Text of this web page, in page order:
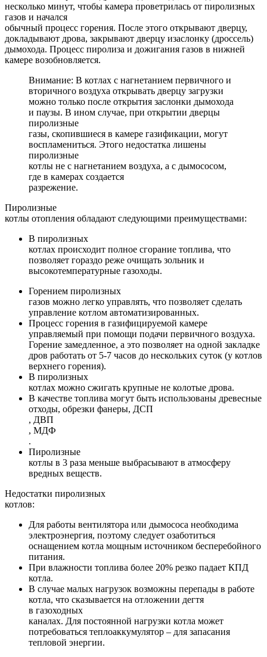
несколько минут, чтобы камера проветрилась от пиролизных
газов и начался
обычный процесс горения. После этого открывают дверцу,
докладывают дрова, закрывают дверцу изаслонку (дроссель)
дымохода. Процесс пиролиза и дожигания газов в нижней
камере возобновляется.
Внимание: В котлах с нагнетанием первичного и
вторичного воздуха открывать дверцу загрузки
можно только после открытия заслонки дымохода
и паузы. В ином случае, при открытии дверцы
пиролизные
газы, скопившиеся в камере газификации, могут
воспламениться. Этого недостатка лишены
пиролизные
котлы не с нагнетанием воздуха, а с дымососом,
где в камерах создается
разрежение.
Пиролизные
котлы отопления обладают следующими преимуществами:
В пиролизных
котлах происходит полное сгорание топлива, что
позволяет гораздо реже очищать зольник и
высокотемпературные газоходы.
Горением пиролизных
газов можно легко управлять, что позволяет сделать
управление котлом автоматизированных.
Процесс горения в газифицируемой камере
управляемый при помощи подачи первичного воздуха.
Горение замедленное, а это позволяет на одной закладке
дров работать от 5-7 часов до нескольких суток (у котлов
верхнего горения).
В пиролизных
котлах можно сжигать крупные не колотые дрова.
В качестве топлива могут быть использованы древесные
отходы, обрезки фанеры, ДСП
, ДВП
, МДФ
.
Пиролизные
котлы в 3 раза меньше выбрасывают в атмосферу
вредных веществ.
Недостатки пиролизных
котлов:
Для работы вентилятора или дымососа необходима
электроэнергия, поэтому следует озаботиться
оснащением котла мощным источником бесперебойного
питания.
При влажности топлива более 20% резко падает КПД
котла.
В случае малых нагрузок возможны перепады в работе
котла, что сказывается на отложении дегтя
в газоходных
каналах. Для постоянной нагрузки котла может
потребоваться теплоаккумулятор – для запасания
тепловой энергии.